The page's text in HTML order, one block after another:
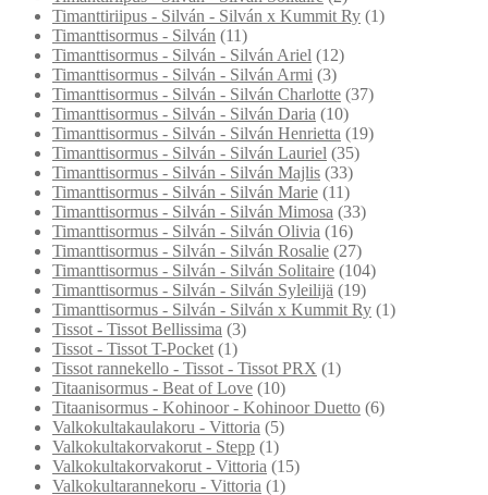
Timanttiriipus - Silván - Silván x Kummit Ry (1)
Timanttisormus - Silván (11)
Timanttisormus - Silván - Silván Ariel (12)
Timanttisormus - Silván - Silván Armi (3)
Timanttisormus - Silván - Silván Charlotte (37)
Timanttisormus - Silván - Silván Daria (10)
Timanttisormus - Silván - Silván Henrietta (19)
Timanttisormus - Silván - Silván Lauriel (35)
Timanttisormus - Silván - Silván Majlis (33)
Timanttisormus - Silván - Silván Marie (11)
Timanttisormus - Silván - Silván Mimosa (33)
Timanttisormus - Silván - Silván Olivia (16)
Timanttisormus - Silván - Silván Rosalie (27)
Timanttisormus - Silván - Silván Solitaire (104)
Timanttisormus - Silván - Silván Syleilijä (19)
Timanttisormus - Silván - Silván x Kummit Ry (1)
Tissot - Tissot Bellissima (3)
Tissot - Tissot T-Pocket (1)
Tissot rannekello - Tissot - Tissot PRX (1)
Titaanisormus - Beat of Love (10)
Titaanisormus - Kohinoor - Kohinoor Duetto (6)
Valkokultakaulakoru - Vittoria (5)
Valkokultakorvakorut - Stepp (1)
Valkokultakorvakorut - Vittoria (15)
Valkokultarannekoru - Vittoria (1)